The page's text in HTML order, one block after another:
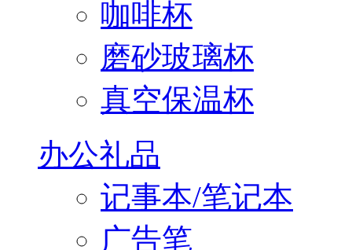
咖啡杯
磨砂玻璃杯
真空保温杯
办公礼品
记事本/笔记本
广告笔